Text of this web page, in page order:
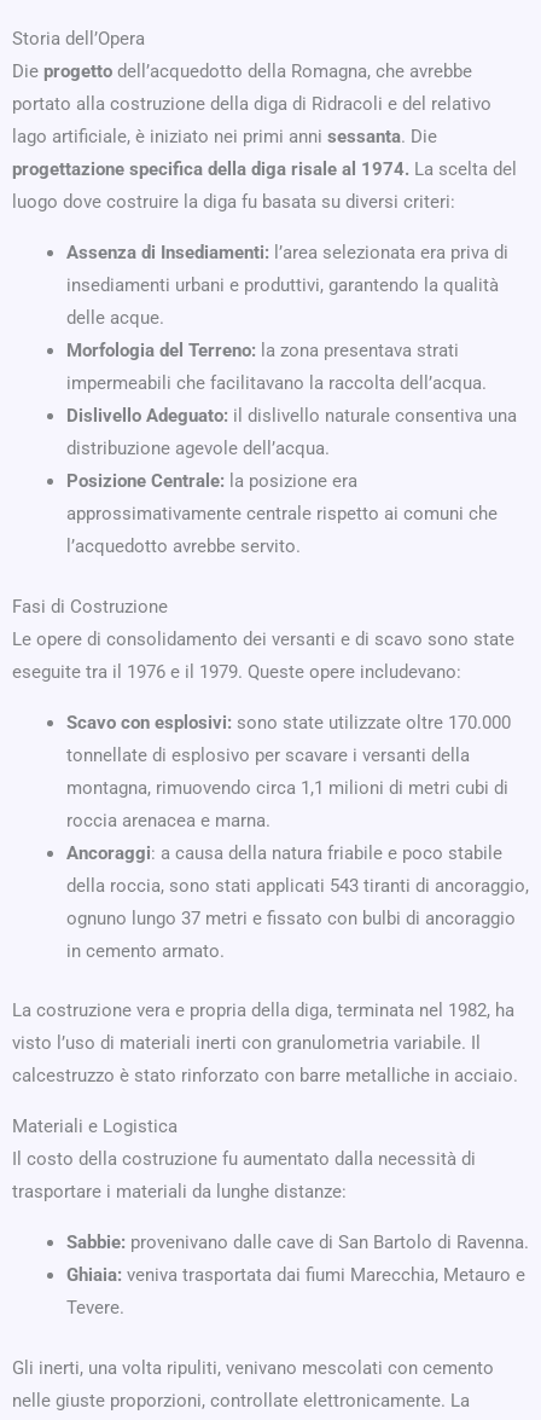
Storia dell’Opera
Die progetto dell’acquedotto della Romagna, che avrebbe
portato alla costruzione della diga di Ridracoli e del relativo
lago artificiale, è iniziato nei primi anni sessanta. Die
progettazione specifica della diga risale al 1974. La scelta del
luogo dove costruire la diga fu basata su diversi criteri:
Assenza di Insediamenti: l’area selezionata era priva di
insediamenti urbani e produttivi, garantendo la qualità
delle acque.
Morfologia del Terreno: la zona presentava strati
impermeabili che facilitavano la raccolta dell’acqua.
Dislivello Adeguato: il dislivello naturale consentiva una
distribuzione agevole dell’acqua.
Posizione Centrale: la posizione era
approssimativamente centrale rispetto ai comuni che
l’acquedotto avrebbe servito.
Fasi di Costruzione
Le opere di consolidamento dei versanti e di scavo sono state
eseguite tra il 1976 e il 1979. Queste opere includevano:
Scavo con esplosivi: sono state utilizzate oltre 170.000
tonnellate di esplosivo per scavare i versanti della
montagna, rimuovendo circa 1,1 milioni di metri cubi di
roccia arenacea e marna.
Ancoraggi: a causa della natura friabile e poco stabile
della roccia, sono stati applicati 543 tiranti di ancoraggio,
ognuno lungo 37 metri e fissato con bulbi di ancoraggio
in cemento armato.
La costruzione vera e propria della diga, terminata nel 1982, ha
visto l’uso di materiali inerti con granulometria variabile. Il
calcestruzzo è stato rinforzato con barre metalliche in acciaio.
Materiali e Logistica
Il costo della costruzione fu aumentato dalla necessità di
trasportare i materiali da lunghe distanze:
Sabbie: provenivano dalle cave di San Bartolo di Ravenna.
Ghiaia: veniva trasportata dai fiumi Marecchia, Metauro e
Tevere.
Gli inerti, una volta ripuliti, venivano mescolati con cemento
nelle giuste proporzioni, controllate elettronicamente. La